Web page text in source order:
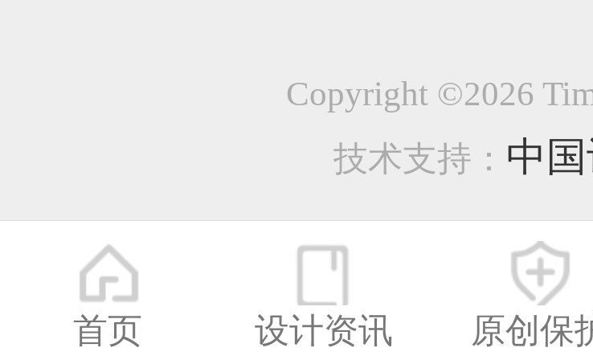
网页-企业官网类
8年前
Copyright ©2026
技术支持： 中
首页 设计资讯 原创保